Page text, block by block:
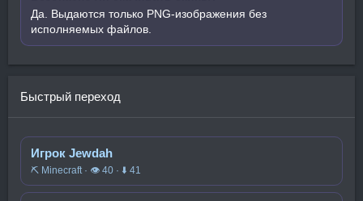
Да. Выдаются только PNG-изображения без
исполняемых файлов.
Быстрый переход
Игрок Jewdah
⛏️ Minecraft · 👁 40 · ⬇ 41